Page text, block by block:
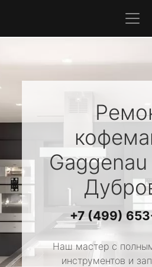
Gaggenau
+7 (499)
Наш мастер с
инструментов и